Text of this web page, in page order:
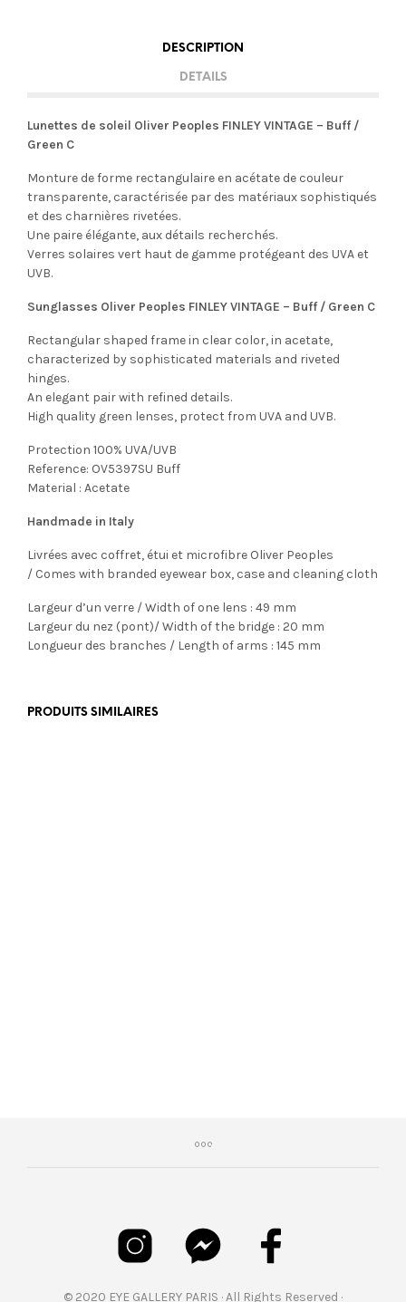
DESCRIPTION
DETAILS
Lunettes de soleil Oliver Peoples FINLEY VINTAGE – Buff /
Green C
Monture de forme rectangulaire en acétate de couleur
transparente, caractérisée par des matériaux sophistiqués
et des charnières rivetées.
Une paire élégante, aux détails recherchés.
Verres solaires vert haut de gamme protégeant des UVA et
UVB.
Sunglasses Oliver Peoples FINLEY VINTAGE – Buff / Green C
Rectangular shaped frame in clear color, in acetate,
characterized by sophisticated materials and riveted
hinges.
An elegant pair with refined details.
High quality green lenses, protect from UVA and UVB.
Protection 100% UVA/UVB
Reference: OV5397SU Buff
Material : Acetate
Handmade in Italy
Livrées avec coffret, étui et microfibre Oliver Peoples
/ Comes with branded eyewear box, case and cleaning cloth
Largeur d’un verre / Width of one lens : 49 mm
Largeur du nez (pont)/ Width of the bridge : 20 mm
Longueur des branches / Length of arms : 145 mm
PRODUITS SIMILAIRES
© 2020 EYE GALLERY PARIS · All Rights Reserved ·